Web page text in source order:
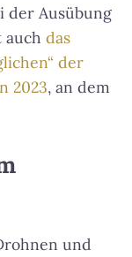
der Ausübung
auch das
der
2023, an dem
und